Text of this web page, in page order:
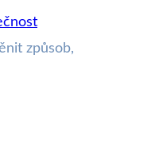
způsob,